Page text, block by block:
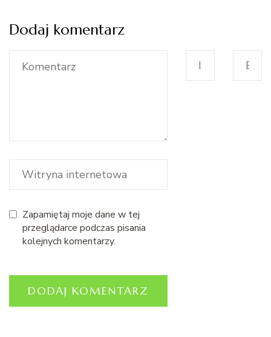
Dodaj komentarz
Zapamiętaj moje dane w tej
przeglądarce podczas pisania
kolejnych komentarzy.